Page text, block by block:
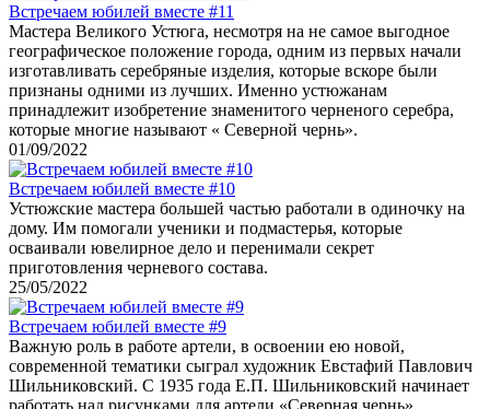
Встречаем юбилей вместе #11
Мастера Великого Устюга, несмотря на не самое выгодное
географическое положение города, одним из первых начали
изготавливать серебряные изделия, которые вскоре были
признаны одними из лучших. Именно устюжанам
принадлежит изобретение знаменитого черненого серебра,
которые многие называют « Северной чернь».
01/09/2022
Встречаем юбилей вместе #10
Устюжские мастера большей частью работали в одиночку на
дому. Им помогали ученики и подмастерья, которые
осваивали ювелирное дело и перенимали секрет
приготовления черневого состава.
25/05/2022
Встречаем юбилей вместе #9
Важную роль в работе артели, в освоении ею новой,
современной тематики сыграл художник Евстафий Павлович
Шильниковский. С 1935 года Е.П. Шильниковский начинает
работать над рисунками для артели «Северная чернь».